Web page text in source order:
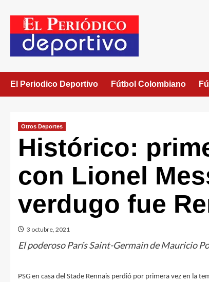
El Periodico Deportivo Fútbol Colombiano
Otros Deportes
Histórico:
con Lionel
verdugo fue
3 octubre, 2021
El poderoso París Saint-Germain de Mauricio
PSG en casa del Stade Rennais perdió por primera vez en la